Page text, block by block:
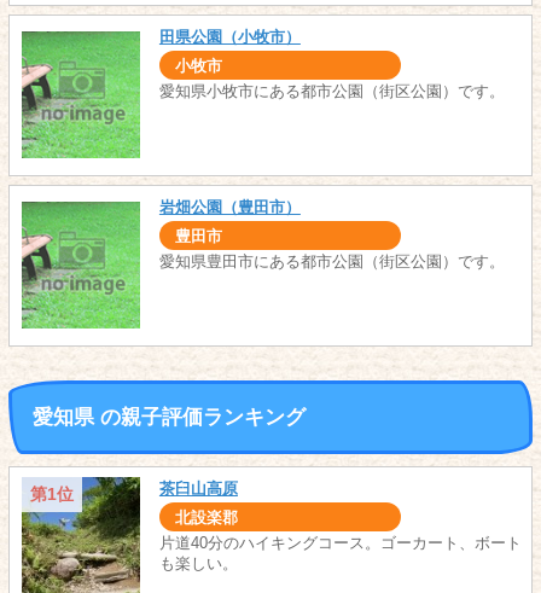
田県公園（小牧市）
小牧市
愛知県小牧市にある都市公園（街区公園）です。
岩畑公園（豊田市）
豊田市
愛知県豊田市にある都市公園（街区公園）です。
愛知県 の親子評価ランキング
第1位 茶臼山高原
北設楽郡
片道40分のハイキングコース。ゴーカート、ボート
も楽しい。